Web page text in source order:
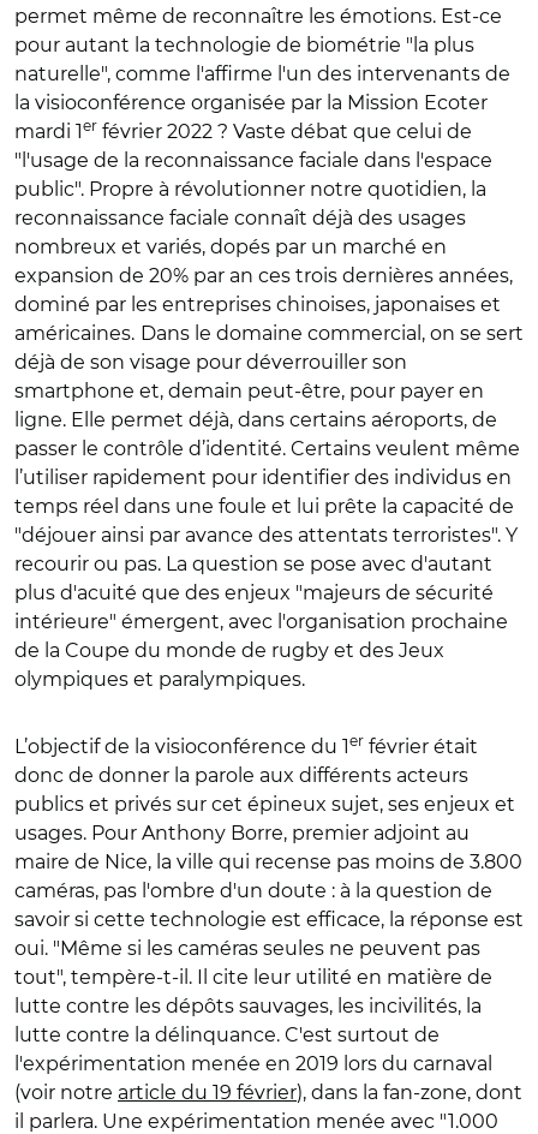
permet même de reconnaître les émotions. Est-ce
pour autant la technologie de biométrie "la plus
naturelle", comme l'affirme l'un des intervenants de
la visioconférence organisée par la Mission Ecoter
mardi 1er février 2022 ? Vaste débat que celui de
"l'usage de la reconnaissance faciale dans l'espace
public". Propre à révolutionner notre quotidien, la
reconnaissance faciale connaît déjà des usages
nombreux et variés, dopés par un marché en
expansion de 20% par an ces trois dernières années,
dominé par les entreprises chinoises, japonaises et
américaines. Dans le domaine commercial, on se sert
déjà de son visage pour déverrouiller son
smartphone et, demain peut-être, pour payer en
ligne. Elle permet déjà, dans certains aéroports, de
passer le contrôle d’identité. Certains veulent même
l’utiliser rapidement pour identifier des individus en
temps réel dans une foule et lui prête la capacité de
"déjouer ainsi par avance des attentats terroristes". Y
recourir ou pas. La question se pose avec d'autant
plus d'acuité que des enjeux "majeurs de sécurité
intérieure" émergent, avec l'organisation prochaine
de la Coupe du monde de rugby et des Jeux
olympiques et paralympiques.
L’objectif de la visioconférence du 1er février était
donc de donner la parole aux différents acteurs
publics et privés sur cet épineux sujet, ses enjeux et
usages. Pour Anthony Borre, premier adjoint au
maire de Nice, la ville qui recense pas moins de 3.800
caméras, pas l'ombre d'un doute : à la question de
savoir si cette technologie est efficace, la réponse est
oui. "Même si les caméras seules ne peuvent pas
tout", tempère-t-il. Il cite leur utilité en matière de
lutte contre les dépôts sauvages, les incivilités, la
lutte contre la délinquance. C'est surtout de
l'expérimentation menée en 2019 lors du carnaval
(voir notre article du 19 février), dans la fan-zone, dont
il parlera. Une expérimentation menée avec "1.000